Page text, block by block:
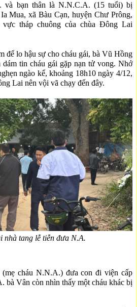
và bạn thân là N.N.C.A. (15 tuổi) bị
Mua, xã Bàu Cạn, huyện Chư Prông,
tháp chuông của chùa Đông Lai
để lo hậu sự cho cháu gái, bà Vũ Hồng
tin cháu gái gặp nạn tử vong. Nhớ
ngào kể, khoảng 18h10 ngày 4/12,
Lai nên vội vã chạy đến đây.
nhà tang lễ tiễn đưa N.A.
cháu N.N.A.) đưa con đi viện cấp
bà Vân còn nhìn thấy một cháu khác bị